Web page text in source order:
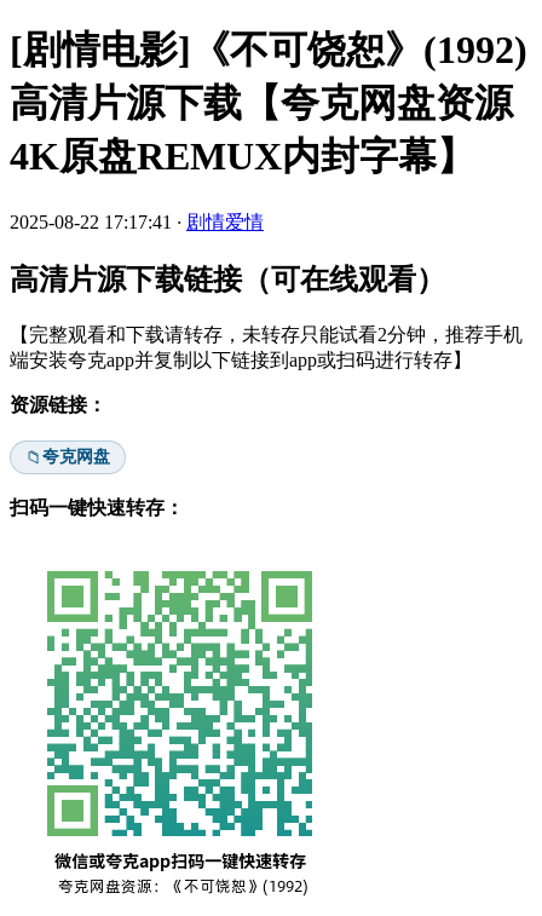
[剧情电影]《不可饶恕》(1992)
高清片源下载【夸克网盘资源
4K原盘REMUX内封字幕】
2025-08-22 17:17:41 · 剧情爱情
高清片源下载链接（可在线观看）
【完整观看和下载请转存，未转存只能试看2分钟，推荐手机
端安装夸克app并复制以下链接到app或扫码进行转存】
资源链接：
📁夸克网盘
扫码一键快速转存：